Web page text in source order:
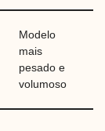
Modelo
mais
pesado e
volumoso